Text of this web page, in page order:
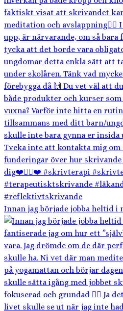
Innan jag började jobba heltid i